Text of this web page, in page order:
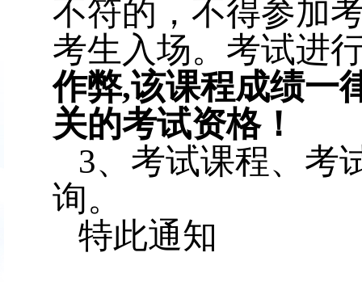
不符的，不得参加
考生入场。考试进
作弊,该课程成绩一
关的考试资格！
3、考试课程、考
询。
特此通知